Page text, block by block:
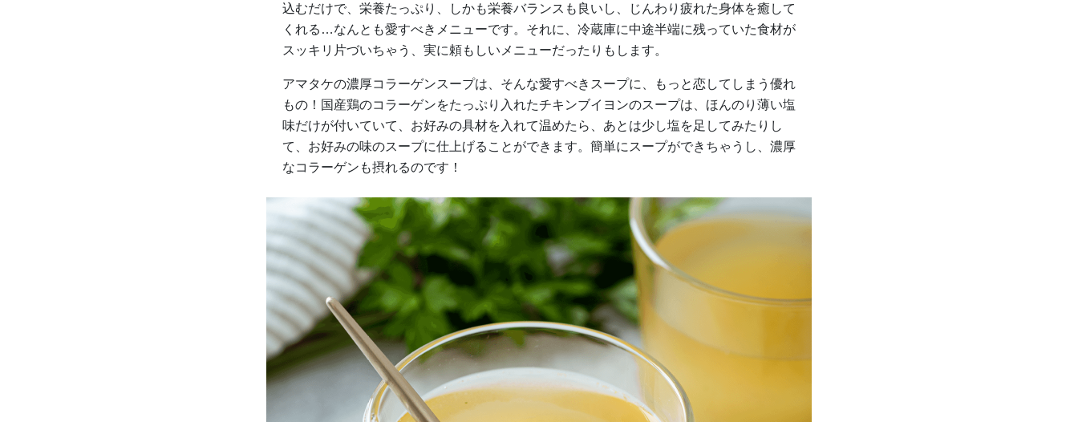
込むだけで、栄養たっぷり、しかも栄養バランスも良いし、じんわり疲れた身体を癒して
くれる…なんとも愛すべきメニューです。それに、冷蔵庫に中途半端に残っていた食材が
スッキリ片づいちゃう、実に頼もしいメニューだったりもします。
アマタケの濃厚コラーゲンスープは、そんな愛すべきスープに、もっと恋してしまう優れ
もの！国産鶏のコラーゲンをたっぷり入れたチキンブイヨンのスープは、ほんのり薄い塩
味だけが付いていて、お好みの具材を入れて温めたら、あとは少し塩を足してみたりし
て、お好みの味のスープに仕上げることができます。簡単にスープができちゃうし、濃厚
なコラーゲンも摂れるのです！